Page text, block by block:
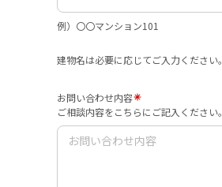
例）〇〇マンション101
建物名は必要に応じてご入力ください。
お問い合わせ内容
ご相談内容をこちらにご記入ください。